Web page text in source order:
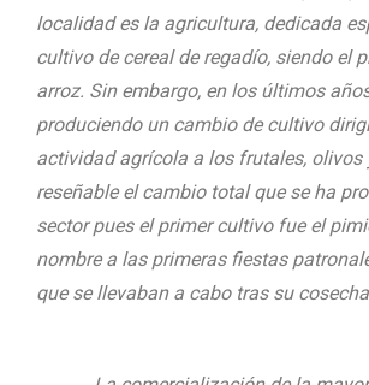
localidad es la agricultura, dedicada
cultivo de cereal de regadío, siendo el
arroz. Sin embargo, en los últimos
produciendo un cambio de cultivo
actividad agrícola a los frutales, olivos
reseñable el cambio total que se ha
sector pues el primer cultivo fue el
nombre a las primeras fiestas
que se llevaban a cabo tras su